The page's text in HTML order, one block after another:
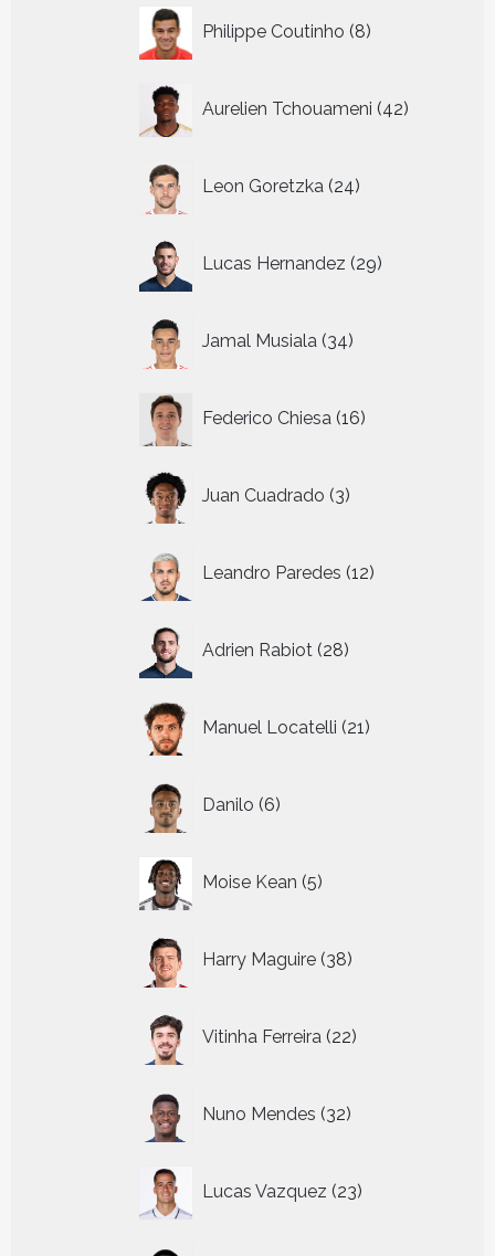
Philippe Coutinho 8
producten
Aurelien Tchouameni 42
producten
Leon Goretzka 24
producten
Lucas Hernandez 29
producten
Jamal Musiala 34
producten
Federico Chiesa 16
producten
Juan Cuadrado 3
producten
Leandro Paredes 12
producten
Adrien Rabiot 28
producten
Manuel Locatelli 21
producten
Danilo 6
producten
Moise Kean 5
producten
Harry Maguire 38
producten
Vitinha Ferreira 22
producten
Nuno Mendes 32
producten
Lucas Vazquez 23
producten